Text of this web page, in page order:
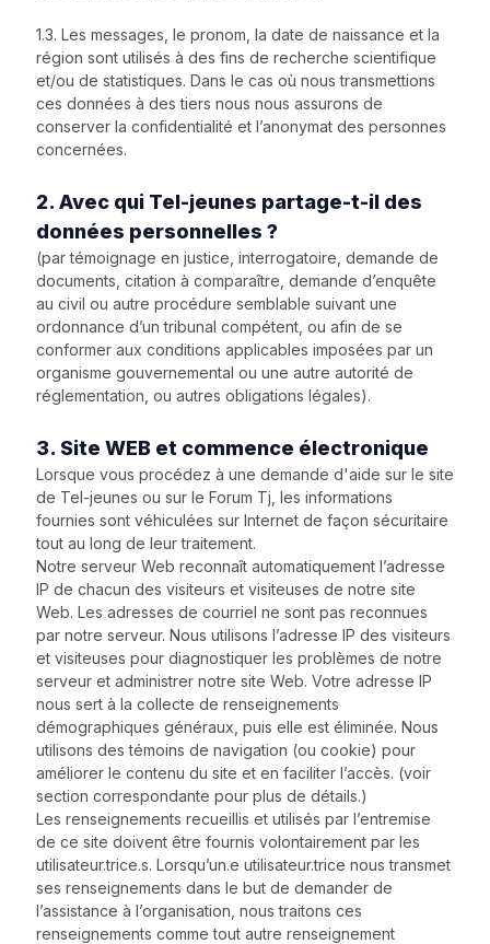
1.3. Les messages, le pronom, la date de naissance et la
région sont utilisés à des fins de recherche scientifique
et/ou de statistiques. Dans le cas où nous transmettions
ces données à des tiers nous nous assurons de
conserver la confidentialité et l’anonymat des personnes
concernées.
2. Avec qui Tel-jeunes partage-t-il des
données personnelles ?
(par témoignage en justice, interrogatoire, demande de
documents, citation à comparaître, demande d’enquête
au civil ou autre procédure semblable suivant une
ordonnance d’un tribunal compétent, ou afin de se
conformer aux conditions applicables imposées par un
organisme gouvernemental ou une autre autorité de
réglementation, ou autres obligations légales).
3. Site WEB et commence électronique
Lorsque vous procédez à une demande d'aide sur le site
de Tel-jeunes ou sur le Forum Tj, les informations
fournies sont véhiculées sur Internet de façon sécuritaire
tout au long de leur traitement.
Notre serveur Web reconnaît automatiquement l’adresse
IP de chacun des visiteurs et visiteuses de notre site
Web. Les adresses de courriel ne sont pas reconnues
par notre serveur. Nous utilisons l’adresse IP des visiteurs
et visiteuses pour diagnostiquer les problèmes de notre
serveur et administrer notre site Web. Votre adresse IP
nous sert à la collecte de renseignements
démographiques généraux, puis elle est éliminée. Nous
utilisons des témoins de navigation (ou cookie) pour
améliorer le contenu du site et en faciliter l’accès. (voir
section correspondante pour plus de détails.)
Les renseignements recueillis et utilisés par l’entremise
de ce site doivent être fournis volontairement par les
utilisateur.trice.s. Lorsqu’un.e utilisateur.trice nous transmet
ses renseignements dans le but de demander de
l’assistance à l’organisation, nous traitons ces
renseignements comme tout autre renseignement